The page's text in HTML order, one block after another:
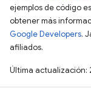
ejemplos de código
obtener más
Google Developers.
afiliados.
Última actualización: